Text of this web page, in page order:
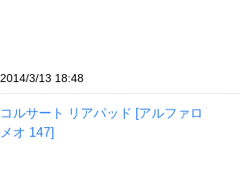
2014/3/13 18:48
コルサート リアパッド [アルファロ
メオ 147]